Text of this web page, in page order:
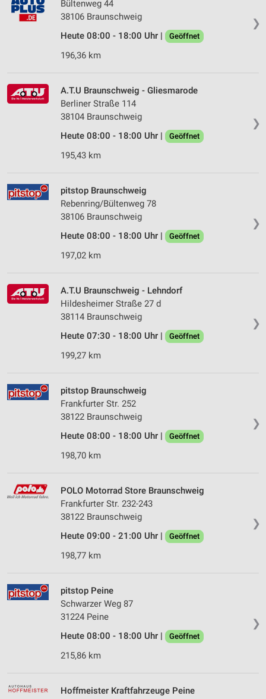
❯
Bültenweg 44
38106 Braunschweig
Heute 08:00 - 18:00 Uhr |
Geöffnet
196,36 km
❯
A.T.U Braunschweig - Gliesmarode
Berliner Straße 114
38104 Braunschweig
Heute 08:00 - 18:00 Uhr |
Geöffnet
195,43 km
❯
pitstop Braunschweig
Rebenring/Bültenweg 78
38106 Braunschweig
Heute 08:00 - 18:00 Uhr |
Geöffnet
197,02 km
❯
A.T.U Braunschweig - Lehndorf
Hildesheimer Straße 27 d
38114 Braunschweig
Heute 07:30 - 18:00 Uhr |
Geöffnet
199,27 km
❯
pitstop Braunschweig
Frankfurter Str. 252
38122 Braunschweig
Heute 08:00 - 18:00 Uhr |
Geöffnet
198,70 km
❯
POLO Motorrad Store Braunschweig
Frankfurter Str. 232-243
38122 Braunschweig
Heute 09:00 - 21:00 Uhr |
Geöffnet
198,77 km
❯
pitstop Peine
Schwarzer Weg 87
31224 Peine
Heute 08:00 - 18:00 Uhr |
Geöffnet
215,86 km
Hoffmeister Kraftfahrzeuge Peine